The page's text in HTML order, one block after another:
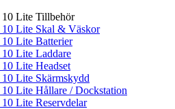
10 Lite Tillbehör
10 Lite Skal & Väskor
Lite Batterier
Lite Laddare
Lite Headset
Lite Skärmskydd
Lite Hållare / Dockstation
Lite Reservdelar